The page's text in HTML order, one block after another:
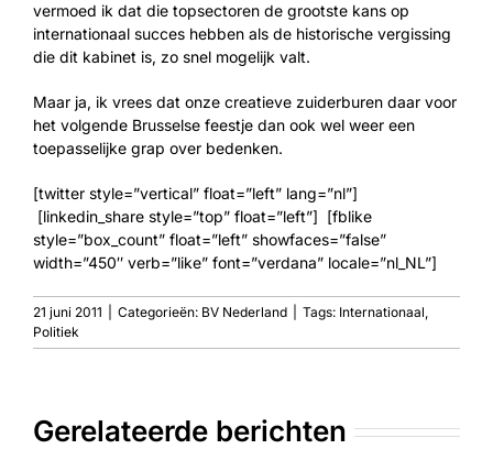
vermoed ik dat die topsectoren de grootste kans op
internationaal succes hebben als de historische vergissing
die dit kabinet is, zo snel mogelijk valt.
Maar ja, ik vrees dat onze creatieve zuiderburen daar voor
het volgende Brusselse feestje dan ook wel weer een
toepasselijke grap over bedenken.
[twitter style=”vertical” float=”left” lang=”nl”]
[linkedin_share style=”top” float=”left”] [fblike
style=”box_count” float=”left” showfaces=”false”
width=”450″ verb=”like” font=”verdana” locale=”nl_NL”]
21 juni 2011 Categorieën: BV Nederland Tags: Internationaal,
Politiek
Gerelateerde berichten